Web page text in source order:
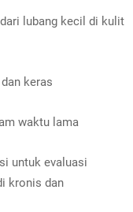
lubang kecil di kulit
keras
waktu lama
untuk evaluasi
kronis dan